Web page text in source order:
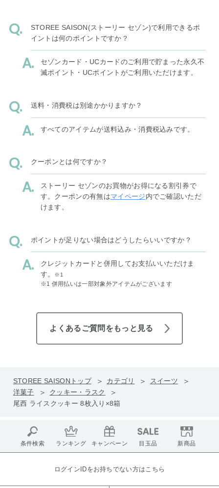
STOREE SAISON(ストーリー セゾン)で利用できるポ
イントは何のポイントですか？
セゾンカード・UCカードのご利用で貯まった永久不
滅ポイント・UCポイントがご利用いただけます。
送料・消費税は別途かかりますか？
すべてのアイテムが送料込み・消費税込みです。
クーポンとは何ですか？
ストーリー セゾンのお買物がお得になる割引券で
す。クーポンの有無はマイページ内でご確認いただ
けます。
ポイントが足りない場合はどうしたらいいですか？
クレジットカードと併用してお支払いいただけま
す。
※1
※1 併用払いは一部対象外アイテムがございます
よくあるご質問をもっと見る
STOREE SAISONトップ カテゴリ
スイーツ
洋菓子
クッキー・ラスク
尾西 ライスクッキー 8枚入り×8箱
条件検索 ランキング キャンペーン 目玉品 新商品
ログインIDをお持ちでない方はこちら